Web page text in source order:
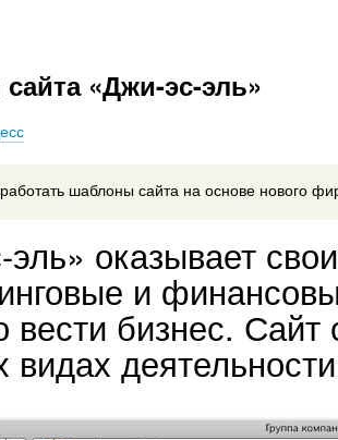
«Джи-эс-эль»
шаблоны сайта на основе нового
оказывает
и
вести бизнес.
видах